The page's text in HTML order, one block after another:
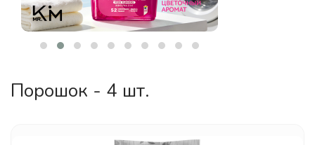
Порошок - 4 шт.